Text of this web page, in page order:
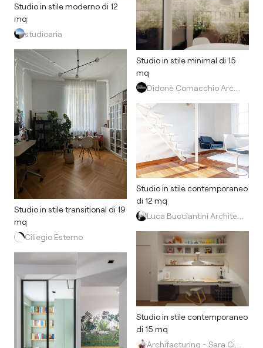
Studio in stile moderno di 12
mq
studioaria
Studio in stile transitional di 19
mq
Ciliegio Esterno
Studio in stile minimal di 15
mq
Studio in stile contemporaneo
di 12 mq
Studio in stile contemporaneo
di 15 mq